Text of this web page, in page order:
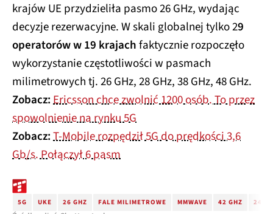
krajów UE przydzieliła pasmo 26 GHz, wydając
decyzje rezerwacyjne. W skali globalnej tylko 29
operatorów w 19 krajachfaktycznie rozpoczęło
wykorzystanie częstotliwości w pasmach
milimetrowych tj. 26 GHz, 28 GHz, 38 GHz, 48 GHz.
Zobacz:Ericsson chce zwolnić 1200 osób. To przez
spowolnienie na rynku 5G
Zobacz:T-Mobile rozpędził 5G do prędkości 3,6
Gb/s. Połączył 6 pasm
5G UKE 26 GHZ FALE MILIMETROWE MMWAVE 42 GHZ